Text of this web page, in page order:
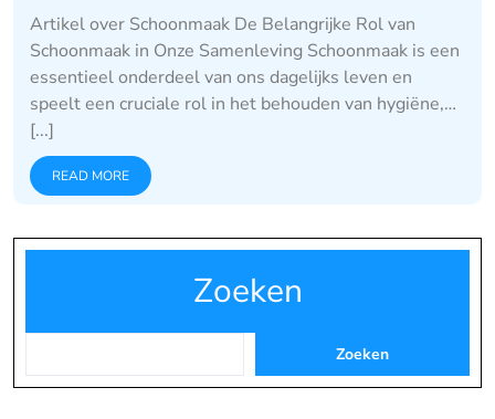
Artikel over Schoonmaak De Belangrijke Rol van
Schoonmaak in Onze Samenleving Schoonmaak is een
essentieel onderdeel van ons dagelijks leven en
speelt een cruciale rol in het behouden van hygiëne,…
[...]
READ MORE
Zoeken
Zoeken